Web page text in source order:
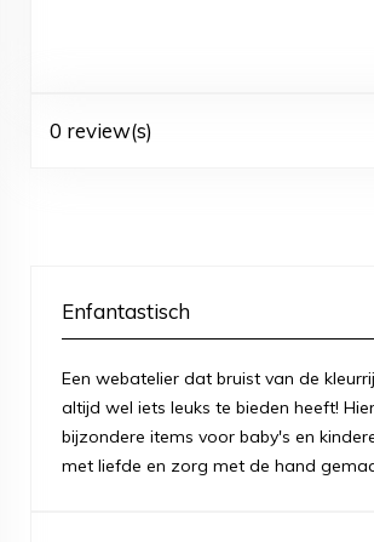
0 review(s)
Enfantastisch
Een webatelier dat bruist van de
altijd wel iets leuks te bieden heeft!
bijzondere items voor baby's en
met liefde en zorg met de hand